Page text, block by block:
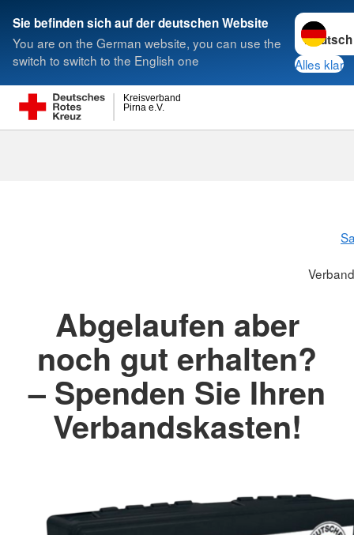
Sie befinden sich auf der deutschen Website
You are on the German website, you can use the
switch to switch to the English one
Sprache
Alles klar
Pirna e.V.
Kreisverband
Suche
Abgelaufen aber
noch gut erhalten?
– Spenden Sie Ihren
Verbandskasten!